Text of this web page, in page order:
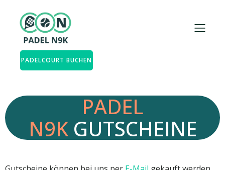
PADELCOURT BUCHEN
PADEL
N9K GUTSCHEINE